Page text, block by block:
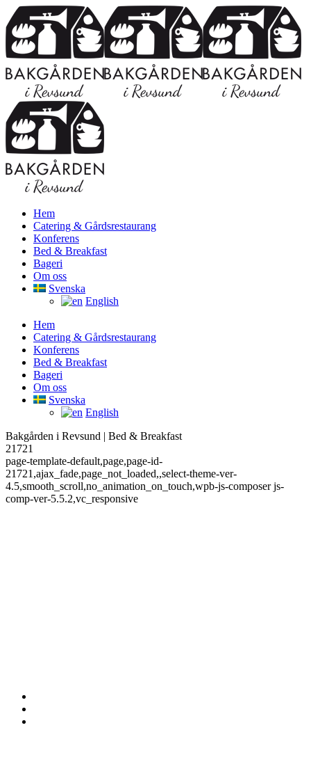
Hem
Catering & Gårdsrestaurang
Konferens
Bed & Breakfast
Bageri
Om oss
Svenska
English
Hem
Catering & Gårdsrestaurang
Konferens
Bed & Breakfast
Bageri
Om oss
Svenska
English
Bakgården i Revsund | Bed & Breakfast
21721
page-template-default,page,page-id-
21721,ajax_fade,page_not_loaded,,select-theme-ver-
4.5,smooth_scroll,no_animation_on_touch,wpb-js-composer js-
comp-ver-5.5.2,vc_responsive